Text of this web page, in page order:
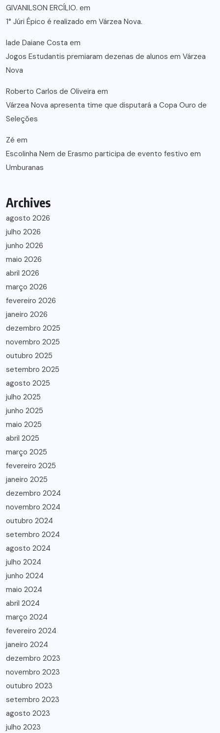
GIVANILSON ERCÍLIO. em
1° Júri Épico é realizado em Várzea Nova.
lade Daiane Costa em
Jogos Estudantis premiaram dezenas de alunos em Várzea
Nova
Roberto Carlos de Oliveira em
Várzea Nova apresenta time que disputará a Copa Ouro de
Seleções
Zé em
Escolinha Nem de Erasmo participa de evento festivo em
Umburanas
Archives
agosto 2026
julho 2026
junho 2026
maio 2026
abril 2026
março 2026
fevereiro 2026
janeiro 2026
dezembro 2025
novembro 2025
outubro 2025
setembro 2025
agosto 2025
julho 2025
junho 2025
maio 2025
abril 2025
março 2025
fevereiro 2025
janeiro 2025
dezembro 2024
novembro 2024
outubro 2024
setembro 2024
agosto 2024
julho 2024
junho 2024
maio 2024
abril 2024
março 2024
fevereiro 2024
janeiro 2024
dezembro 2023
novembro 2023
outubro 2023
setembro 2023
agosto 2023
julho 2023